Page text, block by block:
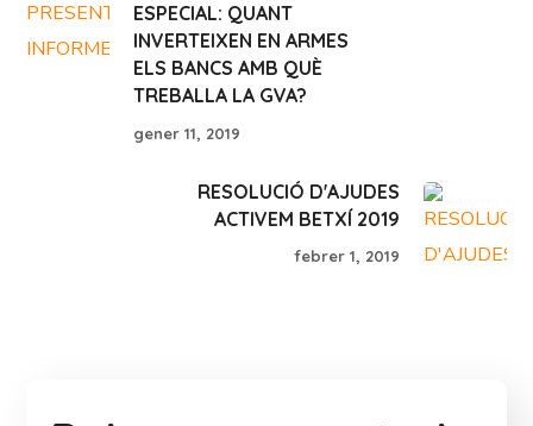
ESPECIAL: QUANT
INVERTEIXEN EN ARMES
ELS BANCS AMB QUÈ
TREBALLA LA GVA?
gener 11, 2019
RESOLUCIÓ D'AJUDES
ACTIVEM BETXÍ 2019
febrer 1, 2019